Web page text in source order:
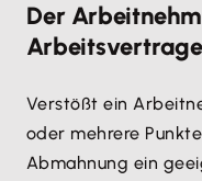
Der
Verstößt ein
oder mehrere
Abmahnung ein